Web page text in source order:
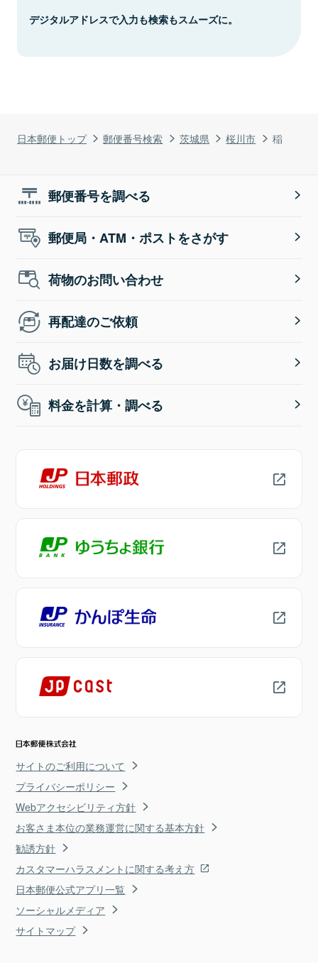
日本郵便トップ 郵便番号検索 茨城県 桜川市 稲
デジタルアドレスで入力も検索もスムーズに。
郵便番号を調べる
郵便局・ATM・ポストをさがす
荷物のお問い合わせ
再配達のご依頼
お届け日数を調べる
料金を計算・調べる
サイトのご利用について
プライバシーポリシー
Webアクセシビリティ方針
お客さま本位の業務運営に関する基本方針
勧誘方針
カスタマーハラスメントに関する考え方
日本郵便公式アプリ一覧
ソーシャルメディア
サイトマップ